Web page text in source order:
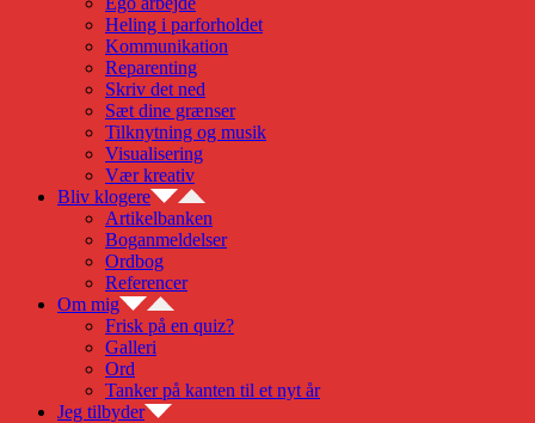
Heling i parforholdet
Kommunikation
Reparenting
Skriv det ned
Sæt dine grænser
Tilknytning og musik
Visualisering
Vær kreativ
Bliv klogere
Artikelbanken
Boganmeldelser
Ordbog
Referencer
Om mig
Frisk på en quiz?
Galleri
Ord
Tanker på kanten til et nyt år
Jeg tilbyder